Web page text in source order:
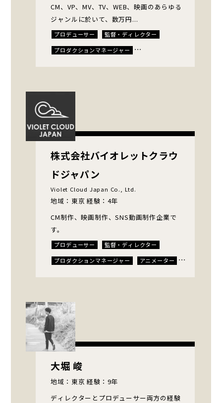
CM、VP、MV、TV、WEB、映画のあらゆる
ジャンルに於いて、数万円...
プロデューサー
監督・ディレクター
プロダクションマネージャー
脚本家・構成作家
ロケコーディネーター
株式会社バイオレットクラウ
ドジャパン
Violet Cloud Japan Co., Ltd.
地域：東京 経験：4年
CM制作、映画制作、SNS動画制作企業で
す。
プロデューサー
監督・ディレクター
プロダクションマネージャー
アニメーター
脚本家・構成作家
プランナー・リサーチャー
スイッチャー
キャスティングディレクター
ナレーター・声優
大堀 峻
地域：東京 経験：9年
ディレクターとプロデューサー両方の経験